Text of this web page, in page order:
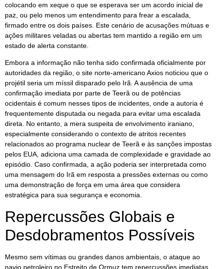
colocando em xeque o que se esperava ser um acordo inicial de
paz, ou pelo menos um entendimento para frear a escalada,
firmado entre os dois países. Este cenário de acusações mútuas e
ações militares veladas ou abertas tem mantido a região em um
estado de alerta constante.
Embora a informação não tenha sido confirmada oficialmente por
autoridades da região, o site norte-americano Axios noticiou que o
projétil seria um míssil disparado pelo Irã. A ausência de uma
confirmação imediata por parte de Teerã ou de potências
ocidentais é comum nesses tipos de incidentes, onde a autoria é
frequentemente disputada ou negada para evitar uma escalada
direta. No entanto, a mera suspeita de envolvimento iraniano,
especialmente considerando o contexto de atritos recentes
relacionados ao programa nuclear de Teerã e às sanções impostas
pelos EUA, adiciona uma camada de complexidade e gravidade ao
episódio. Caso confirmada, a ação poderia ser interpretada como
uma mensagem do Irã em resposta a pressões externas ou como
uma demonstração de força em uma área que considera
estratégica para sua segurança e economia.
Repercussões Globais e
Desdobramentos Possíveis
Mesmo sem vítimas ou grandes danos ambientais, o ataque ao
navio petroleiro no Estreito de Ormuz tem repercussões imediatas